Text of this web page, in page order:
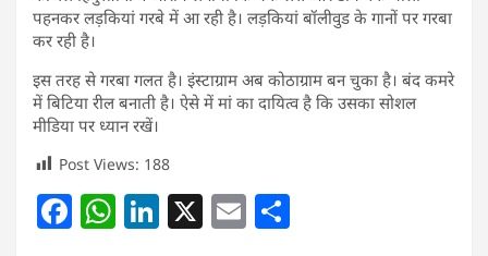
पहनकर लड़कियां गरबे में आ रही है। लड़कियां बॉलीवुड के गानों पर गरबा
कर रही है।
इस तरह से गरबा गलत है। इंस्टाग्राम अब कोठाग्राम बन चुका है। बंद कमरे
में बिटिया रील बनाती है। ऐसे में मां का दायित्व है कि उसका सोशल
मीडिया पर ध्यान रखें।
Post Views: 188
F W Li X E